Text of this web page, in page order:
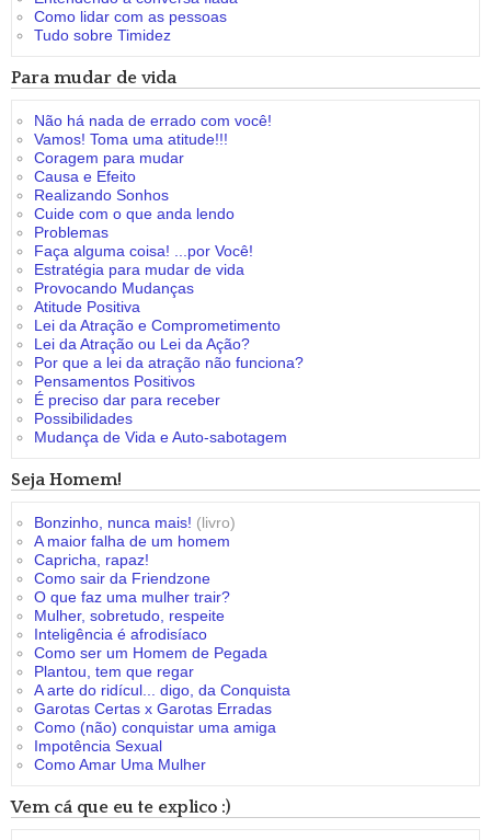
Como lidar com as pessoas
Tudo sobre Timidez
Para mudar de vida
Não há nada de errado com você!
Vamos! Toma uma atitude!!!
Coragem para mudar
Causa e Efeito
Realizando Sonhos
Cuide com o que anda lendo
Problemas
Faça alguma coisa! ...por Você!
Estratégia para mudar de vida
Provocando Mudanças
Atitude Positiva
Lei da Atração e Comprometimento
Lei da Atração ou Lei da Ação?
Por que a lei da atração não funciona?
Pensamentos Positivos
É preciso dar para receber
Possibilidades
Mudança de Vida e Auto-sabotagem
Seja Homem!
Bonzinho, nunca mais! (livro)
A maior falha de um homem
Capricha, rapaz!
Como sair da Friendzone
O que faz uma mulher trair?
Mulher, sobretudo, respeite
Inteligência é afrodisíaco
Como ser um Homem de Pegada
Plantou, tem que regar
A arte do ridícul... digo, da Conquista
Garotas Certas x Garotas Erradas
Como (não) conquistar uma amiga
Impotência Sexual
Como Amar Uma Mulher
Vem cá que eu te explico :)